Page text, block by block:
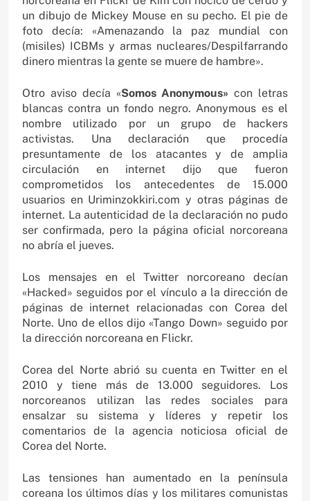
un dibujo de Mickey Mouse en su pecho. El pie de
foto decía: «Amenazando la paz mundial con
(misiles) ICBMs y armas nucleares/Despilfarrando
dinero mientras la gente se muere de hambre».
Otro aviso decía «Somos Anonymous» con letras
blancas contra un fondo negro. Anonymous es el
nombre utilizado por un grupo de hackers
activistas. Una declaración que procedía
presuntamente de los atacantes y de amplia
circulación en internet dijo que fueron
comprometidos los antecedentes de 15.000
usuarios en Uriminzokkiri.com y otras páginas de
internet. La autenticidad de la declaración no pudo
ser confirmada, pero la página oficial norcoreana
no abría el jueves.
Los mensajes en el Twitter norcoreano decían
«Hacked» seguidos por el vínculo a la dirección de
páginas de internet relacionadas con Corea del
Norte. Uno de ellos dijo «Tango Down» seguido por
la dirección norcoreana en Flickr.
Corea del Norte abrió su cuenta en Twitter en el
2010 y tiene más de 13.000 seguidores. Los
norcoreanos utilizan las redes sociales para
ensalzar su sistema y líderes y repetir los
comentarios de la agencia noticiosa oficial de
Corea del Norte.
Las tensiones han aumentado en la península
coreana los últimos días y los militares comunistas